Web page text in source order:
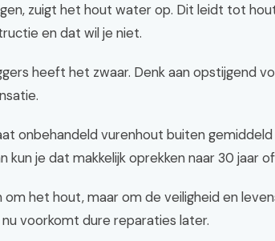
zuigt het hout water op. Dit leidt tot
en dat wil je niet.
heeft het zwaar. Denk aan opstijgend
onbehandeld vurenhout buiten
kun je dat makkelijk oprekken naar 30 jaar
om het hout, maar om de veiligheid en
voorkomt dure reparaties later.